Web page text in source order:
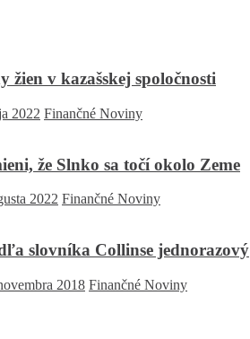
žien v kazašskej spoločnosti
2022 Finančné Noviny
že Slnko sa točí okolo Zeme
2022 Finančné Noviny
slovníka Collinse jednorazový
2018 Finančné Noviny